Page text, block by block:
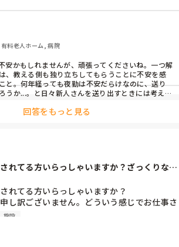
料老人ホーム, 病院
安かもしれませんが、頑張ってくださいね。一つ解
、教える側も独り立ちしてもらうことに不安を感
と。何年経っても夜勤は不安だらけなのに、送り
うか...。と日々新人さんを送り出すときには考えて
回答をもっと見る
れてる方いらっしゃいますか？ざっくりな質
れてる方いらっしゃいますか？
し訳ございません。どういう感じでお仕事さ
の連絡など。派遣だからの特徴みたいな)参考
だからだとは思いたいですが、派遣だからだ
施設